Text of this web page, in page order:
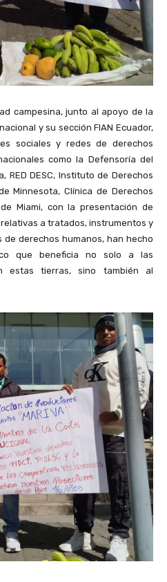
campesina, junto al apoyo de la
y su sección FIAN Ecuador,
sociales y redes de derechos
como la Defensoría del
RED DESC, Instituto de Derechos
Minnesota, Clínica de Derechos
Miami, con la presentación de
a tratados, instrumentos y
derechos humanos, han hecho
que beneficia no solo a las
estas tierras, sino también al